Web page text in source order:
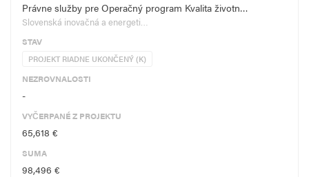
Právne služby pre Operačný program Kvalita životn…
Slovenská inovačná a energeti…
STAV
PROJEKT RIADNE UKONČENÝ (K)
NEZROVNALOSTI
-
VYČERPANÉ Z PROJEKTU
65,618 €
SUMA
98,496 €